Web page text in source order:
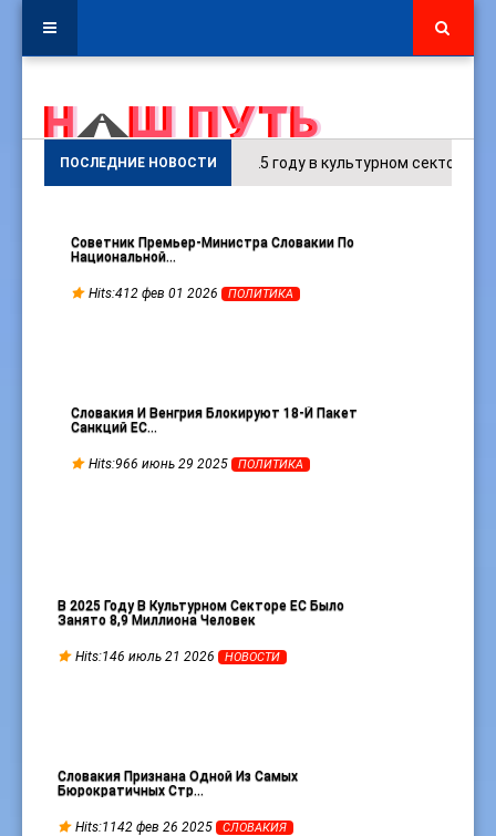
ПОСЛЕДНИЕ НОВОСТИВ 2025 году в культурном секторе ЕС было
Советник Премьер-Министра Словакии По
Национальной…
Hits:412 фев 01 2026 ПОЛИТИКА
Словакия И Венгрия Блокируют 18-Й Пакет
Санкций ЕС…
Hits:966 июнь 29 2025 ПОЛИТИКА
В 2025 Году В Культурном Секторе ЕС Было
Занято 8,9 Миллиона Человек
Hits:146 июль 21 2026 НОВОСТИ
Словакия Признана Одной Из Самых
Бюрократичных Стр…
Hits:1142 фев 26 2025 СЛОВАКИЯ